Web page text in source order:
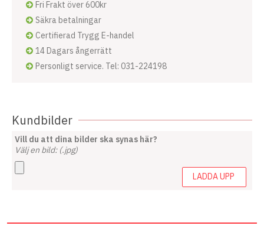
Fri Frakt över 600kr
Säkra betalningar
Certifierad Trygg E-handel
14 Dagars ångerrätt
Personligt service. Tel: 031-224198
Kundbilder
Vill du att dina bilder ska synas här?
Välj en bild: (.jpg)
LADDA UPP